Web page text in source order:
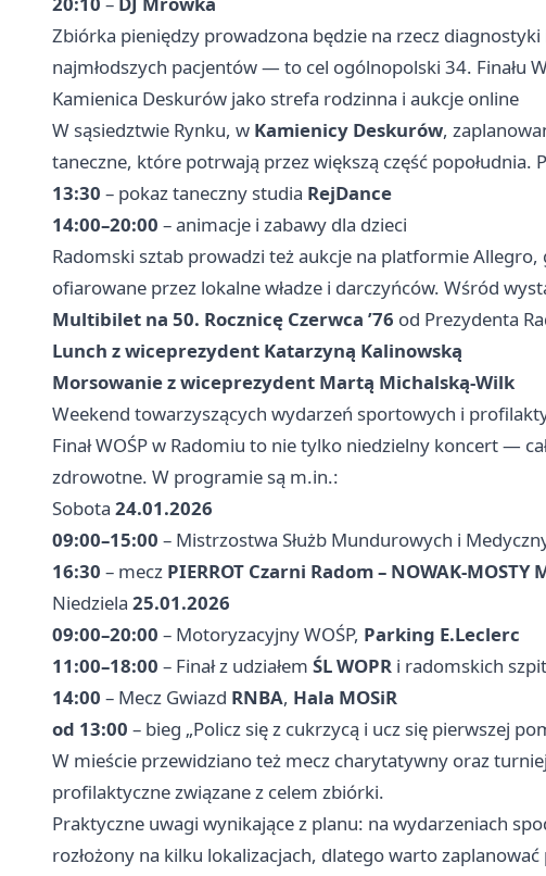
Zbiórka pieniędzy prowadzona będzie na rzecz
najmłodszych pacjentów — to cel ogólnopolski 34. Finału
Kamienica Deskurów jako strefa rodzinna i aukcje online
W sąsiedztwie Rynku, w Kamienicy Deskurów,
taneczne, które potrwają przez większą część
13:30 – pokaz taneczny studia RejDance
14:00–20:00 – animacje i zabawy dla dzieci
Radomski sztab prowadzi też aukcje na platformie
ofiarowane przez lokalne władze i darczyńców. Wśród
Multibilet na 50. Rocznicę Czerwca ’76 od Prezydenta
Lunch z wiceprezydent Katarzyną Kalinowską
Morsowanie z wiceprezydent Martą Michalską‑Wilk
Weekend towarzyszących wydarzeń sportowych i
Finał WOŚP w Radomiu to nie tylko niedzielny koncert —
zdrowotne. W programie są m.in.:
Sobota 24.01.2026
09:00–15:00 – Mistrzostwa Służb Mundurowych i
16:30 – mecz PIERROT Czarni Radom – NOWAK‑MOSTY
Niedziela 25.01.2026
09:00–20:00 – Motoryzacyjny WOŚP, Parking E.Leclerc
11:00–18:00 – Finał z udziałem ŚL WOPR i radomskich
14:00 – Mecz Gwiazd RNBA, Hala MOSiR
od 13:00 – bieg „Policz się z cukrzycą i ucz się pierwszej
W mieście przewidziano też mecz charytatywny oraz
profilaktyczne związane z celem zbiórki.
Praktyczne uwagi wynikające z planu: na wydarzeniach
rozłożony na kilku lokalizacjach, dlatego warto